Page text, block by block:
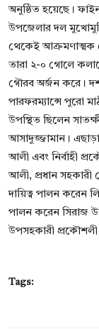
অনুষ্ঠিত হয়েছে।
উপজেলার দল
থেকেই আক্রমণাত্মক
তারা ২-০ গোলে
গৌরব অর্জন করে।
পারফরম্যান্সে পুরো
উপস্থিত ছিলেন
আসাদুজ্জামান।
আলী এবং নির্বাহী
আলী, প্রধান
দায়িত্ব পালন করেন
পালন করেন সিরাজ
উপসহকারী প্রকৌশলী
Tags: